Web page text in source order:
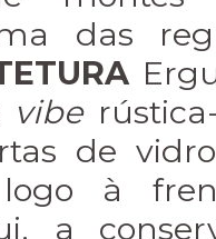
das
vibe
de
logo à
a